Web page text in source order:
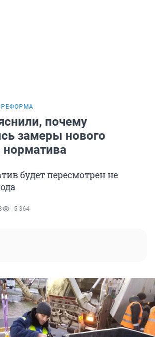
почему
замеры нового
норматива
будет пересмотрен не
5 364